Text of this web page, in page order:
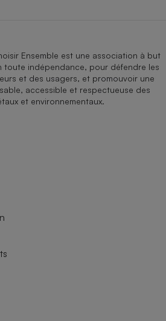
Ensemble est une association à but
toute indépendance, pour défendre les
et des usagers, et promouvoir une
accessible et respectueuse des
et environnementaux.